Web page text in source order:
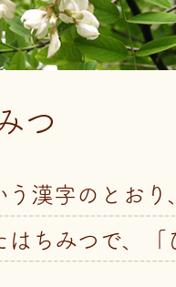
つ
う漢字のとお
ちみつで、「